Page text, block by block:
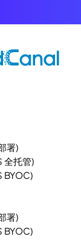
署)
全托管)
BYOC)
署)
BYOC)